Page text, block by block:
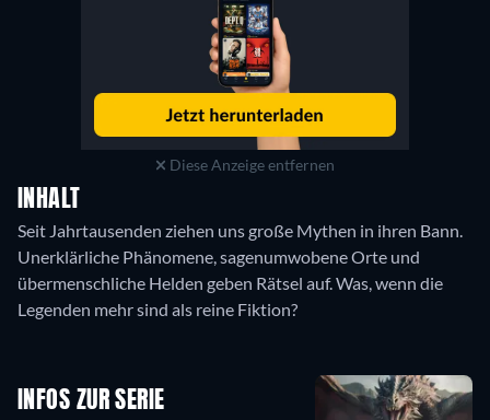
Diese Anzeige entfernen
INHALT
Seit Jahrtausenden ziehen uns große Mythen in ihren Bann.
Unerklärliche Phänomene, sagenumwobene Orte und
übermenschliche Helden geben Rätsel auf. Was, wenn die
Legenden mehr sind als reine Fiktion?
INFOS ZUR SERIE